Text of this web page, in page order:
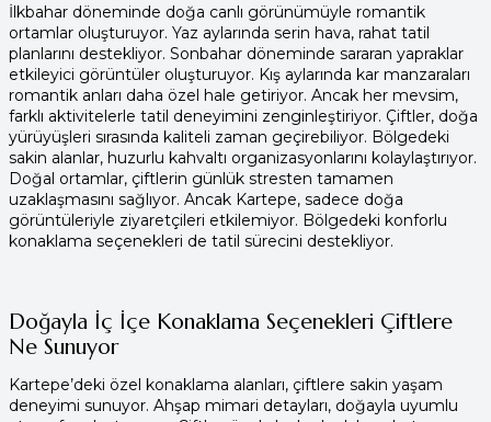
İlkbahar döneminde doğa canlı görünümüyle romantik
ortamlar oluşturuyor. Yaz aylarında serin hava, rahat tatil
planlarını destekliyor. Sonbahar döneminde sararan yapraklar
etkileyici görüntüler oluşturuyor. Kış aylarında kar manzaraları
romantik anları daha özel hale getiriyor. Ancak her mevsim,
farklı aktivitelerle tatil deneyimini zenginleştiriyor. Çiftler, doğa
yürüyüşleri sırasında kaliteli zaman geçirebiliyor. Bölgedeki
sakin alanlar, huzurlu kahvaltı organizasyonlarını kolaylaştırıyor.
Doğal ortamlar, çiftlerin günlük stresten tamamen
uzaklaşmasını sağlıyor. Ancak Kartepe, sadece doğa
görüntüleriyle ziyaretçileri etkilemiyor. Bölgedeki konforlu
konaklama seçenekleri de tatil sürecini destekliyor.
Doğayla İç İçe Konaklama Seçenekleri Çiftlere
Ne Sunuyor
Kartepe’deki özel konaklama alanları, çiftlere sakin yaşam
deneyimi sunuyor. Ahşap mimari detayları, doğayla uyumlu